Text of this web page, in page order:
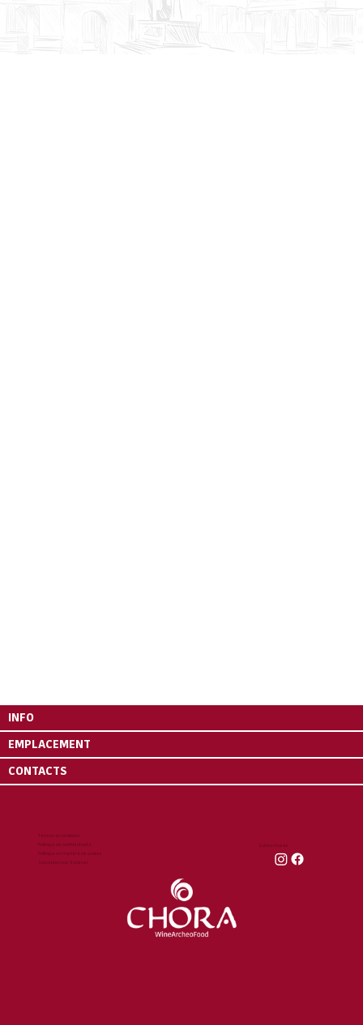
Suivez-nous sur
Termes et conditions
Politique de confidentialité
Politique en matière de cookies
Conception par Sodes srl
INFO
EMPLACEMENT
CONTACTS